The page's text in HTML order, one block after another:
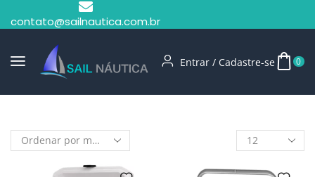
contato@sailnautica.com.br
Entrar / Cadastre-se 0